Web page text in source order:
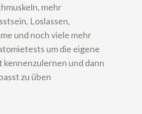
mehr
Loslassen,
und noch viele mehr
um die eigene
kennenzulernen und dann
zu üben